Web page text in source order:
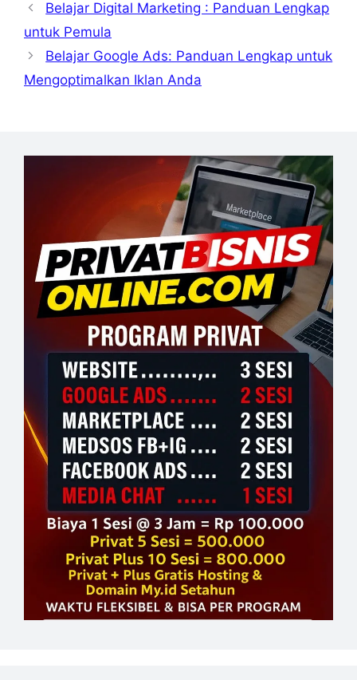
Belajar Digital Marketing : Panduan Lengkap
untuk Pemula
Belajar Google Ads: Panduan Lengkap untuk
Mengoptimalkan Iklan Anda